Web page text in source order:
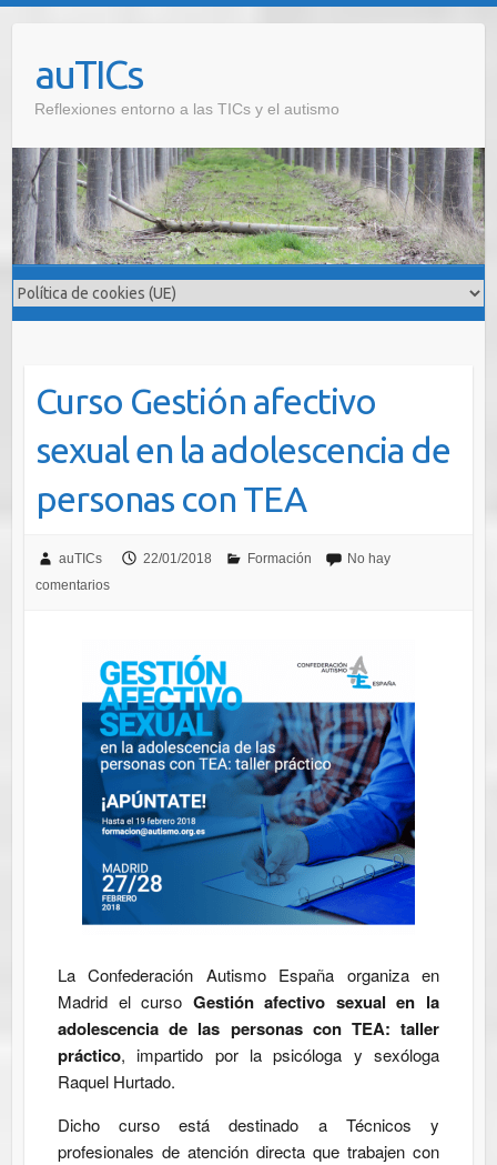
contenidoauTICs
Reflexiones entorno a las TICs y el autismo
Curso Gestión afectivo
sexual en la adolescencia de
personas con TEA
auTICs 22/01/2018 Formación
No hay
comentarios
La Confederación Autismo España organiza en
Madrid el curso Gestión afectivo sexual en la
adolescencia de las personas con TEA: taller
práctico, impartido por la psicóloga y sexóloga
Raquel Hurtado.
Dicho curso está destinado a Técnicos y
profesionales de atención directa que trabajen con